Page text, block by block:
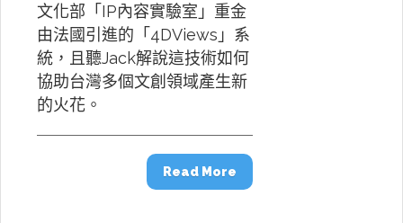
文化部「IP內容實驗室」重金
由法國引進的「4DViews」系
統，且聽Jack解說這技術如何
協助台灣多個文創領域產生新
的火花。
Read More